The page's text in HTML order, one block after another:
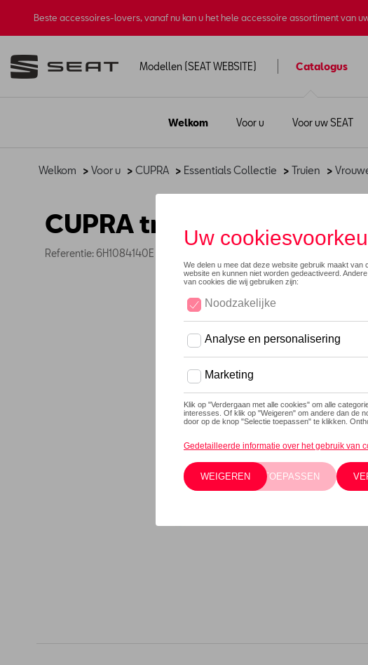
Beste accessoires-lovers, vanaf nu kan u het hele accessoire assortiment van
Modellen (SEAT WEBSITE) Catalogus
Welkom Voor u Voor uw SEAT
Welkom > Voor u > CUPRA > Essentials Collectie > Truien >
CUPRA trui met ronde
Referentie: 6H1084140E OBQ